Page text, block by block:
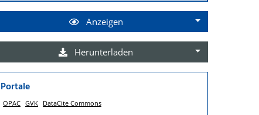
Anzeigen
Herunterladen
Portale
OPAC GVK DataCite Commons